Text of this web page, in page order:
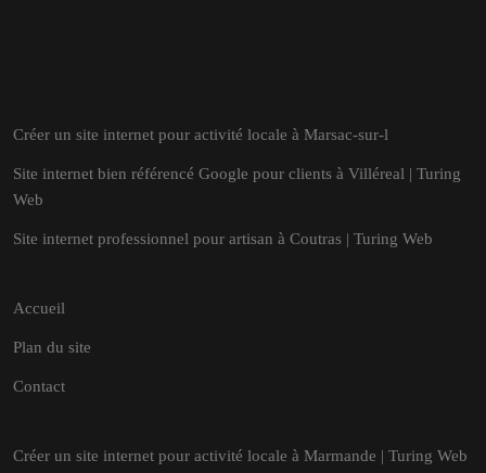
Créer un site internet pour activité locale à Marsac-sur-l
Site internet bien référencé Google pour clients à Villéreal | Turing
Web
Site internet professionnel pour artisan à Coutras | Turing Web
Accueil
Plan du site
Contact
Créer un site internet pour activité locale à Marmande | Turing Web